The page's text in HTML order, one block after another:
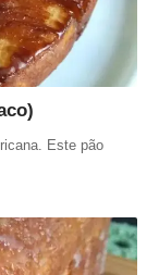
Este pão